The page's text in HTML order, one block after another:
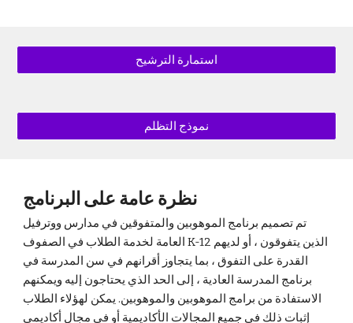
استمارة الترشيح
نموذج التظلم
تم تصميم برنامج الموهوبين والمتفوقين في مدارس ووترفيل
العامة لخدمة الطلاب في الصفوف K-12 الذين يتفوقون ، أو لديهم
القدرة على التفوق ، بما يتجاوز أقرانهم في سن المدرسة في
برنامج المدرسة العادية ، إلى الحد الذي يحتاجون إليه ويمكنهم
الاستفادة من برامج الموهوبين والموهوبين. يمكن لهؤلاء الطلاب
إثبات ذلك في جميع المجالات الأكاديمية أو في مجال أكاديمي